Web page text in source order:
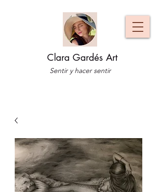
Clara Gardés Art
Sentir y hacer sentir